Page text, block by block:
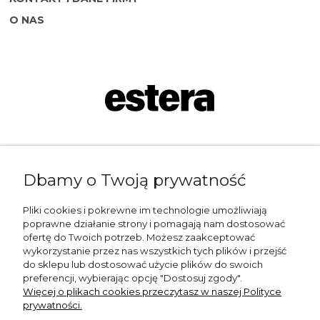
O NAS
shop@esterashop.com
+48 785 709 330
ESTERA
Otolice 68
99-400 Łowicz
Dbamy o Twoją prywatność
Pliki cookies i pokrewne im technologie umożliwiają
poprawne działanie strony i pomagają nam dostosować
ofertę do Twoich potrzeb. Możesz zaakceptować
wykorzystanie przez nas wszystkich tych plików i przejść
do sklepu lub dostosować użycie plików do swoich
preferencji, wybierając opcję "Dostosuj zgody".
Więcej o plikach cookies przeczytasz w naszej Polityce
prywatności.